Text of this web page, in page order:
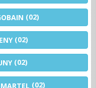
(02)
(02)
(02)
(02)